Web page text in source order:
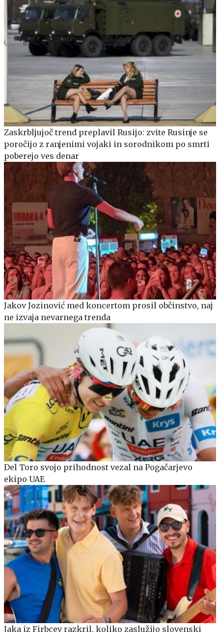
Zaskrbljujoč trend preplavil Rusijo: zvite Rusinje se
poročijo z ranjenimi vojaki in sorodnikom po smrti
poberejo ves denar
Jakov Jozinović med koncertom prosil občinstvo, naj
ne izvaja nevarnega trenda
Del Toro svojo prihodnost vezal na Pogačarjevo
ekipo UAE
Jaka iz Firbcev razkril, koliko zaslužijo slovenski